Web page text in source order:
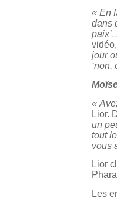
« En
dans
vidéo,
jour
‘non,
«
Lior.
un
tout
vous
Lior
Les